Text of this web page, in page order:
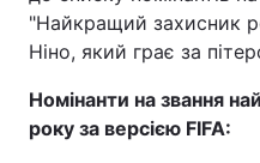
"Найкращий захисник
Ніно, який грає за
Номінанти на звання
року за версією FIFA: